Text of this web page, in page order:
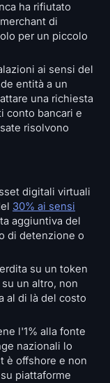
ha rifiutato
di
per un piccolo
ai sensi del
entità a un
una richiesta
conto bancari e
risolvono
digitali virtuali
30% ai sensi
aggiuntiva del
di detenzione o
su un token
un altro, non
al di là del costo
l'1% alla fonte
nazionali lo
è offshore e non
piattaforme